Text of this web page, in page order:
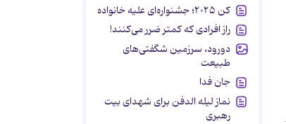
کن ۲۰۲۵؛ جشنواره‌ای علیه خانواده
راز افرادی که کمتر ضرر می‌کنند!
دورود، سرزمین شگفتی‌های
طبیعت
جان فدا
نماز لیله الدفن برای شهدای بیت
رهبری